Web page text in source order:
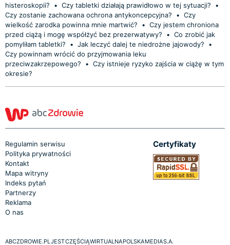
histeroskopii?
• Czy tabletki działają prawidłowo w tej sytuacji?
•
Czy zostanie zachowana ochrona antykoncepcyjna?
• Czy
wielkość zarodka powinna mnie martwić?
• Czy jestem chroniona
przed ciążą i mogę współżyć bez prezerwatywy?
• Co zrobić jak
pomyliłam tabletki?
• Jak leczyć dalej te niedrożne jajowody?
•
Czy powinnam wrócić do przyjmowania leku
przeciwzakrzepowego?
• Czy istnieje ryzyko zajścia w ciążę w tym
okresie?
Regulamin serwisu
Polityka prywatności
Kontakt
Mapa witryny
Indeks pytań
Partnerzy
Reklama
O nas
Certyfikaty
ABCZDROWIE.PL JEST CZĘŚCIĄ WIRTUALNA POLSKA MEDIA S.A.